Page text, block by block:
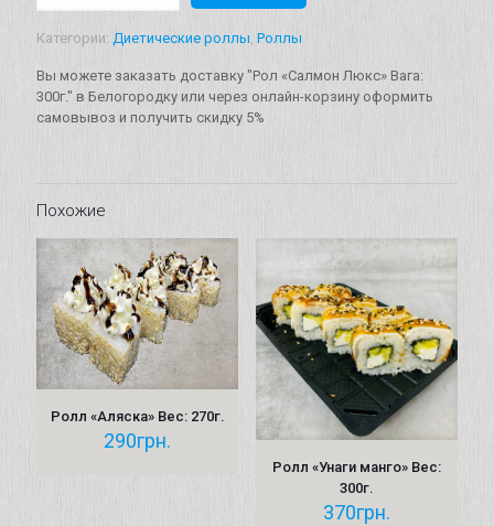
Люкс"
Вага:
300г.
Категории: Диетические роллы Роллы
Вы можете заказать доставку "Рол «Салмон Люкс» Вага:
300г." в Белогородку или через онлайн-корзину оформить
самовывоз и получить скидку 5%
Похожие
Ролл «Аляска» Вес: 270г.
290грн.
Ролл «Унаги манго» Вес:
300г.
370грн.